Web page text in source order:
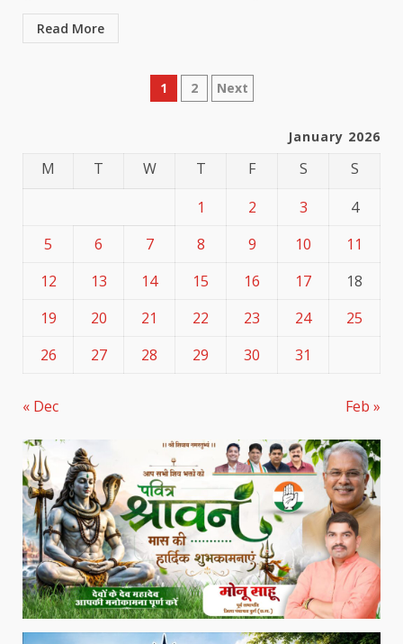
Read More
Posts
1 2 Next
January 2026
M T W T F S
S
1
2 3
4
5
6 7 8 9 10
11
12
13 14 15 16 17
18
19
20 21 22 23 24
25
26
27 28 29 30 31
« Dec Feb »